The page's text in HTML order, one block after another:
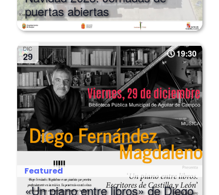
Navidad 2023. Jornadas de
puertas abiertas
DIC
29 19:30
Featured